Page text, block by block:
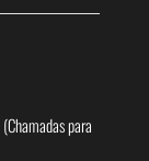
(Chamadas para